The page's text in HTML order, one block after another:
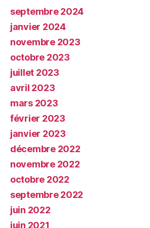
septembre 2024
janvier 2024
novembre 2023
octobre 2023
juillet 2023
avril 2023
mars 2023
février 2023
janvier 2023
décembre 2022
novembre 2022
octobre 2022
septembre 2022
juin 2022
juin 2021